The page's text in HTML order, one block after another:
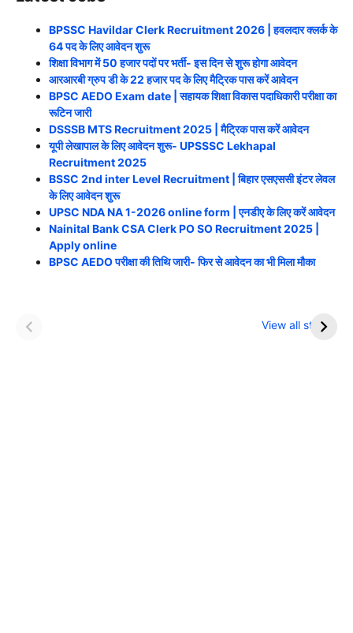
BPSSC Havildar Clerk Recruitment 2026 | हवलदार क्लर्क के
64 पद के लिए आवेदन शुरू
शिक्षा विभाग में 50 हजार पदों पर भर्ती- इस दिन से शुरू होगा आवेदन
आरआरबी ग्रुप डी के 22 हजार पद के लिए मैट्रिक पास करें आवेदन
BPSC AEDO Exam date | सहायक शिक्षा विकास पदाधिकारी परीक्षा का
रूटिन जारी
DSSSB MTS Recruitment 2025 | मैट्रिक पास करें आवेदन
यूपी लेखापाल के लिए आवेदन शुरू- UPSSSC Lekhapal
Recruitment 2025
BSSC 2nd inter Level Recruitment | बिहार एसएससी इंटर लेवल
के लिए आवेदन शुरू
UPSC NDA NA 1-2026 online form | एनडीए के लिए करें आवेदन
Nainital Bank CSA Clerk PO SO Recruitment 2025 |
Apply online
BPSC AEDO परीक्षा की तिथि जारी- फिर से आवेदन का भी मिला मौका
View all stories
से ज्यादा सैलरी
भी न करें ये काम